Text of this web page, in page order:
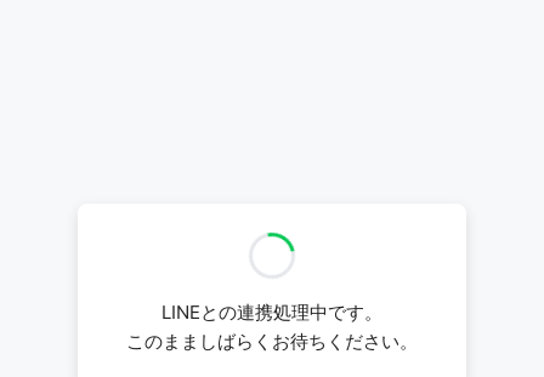
LINEとの連携処理中です。
このまましばらくお待ちください。